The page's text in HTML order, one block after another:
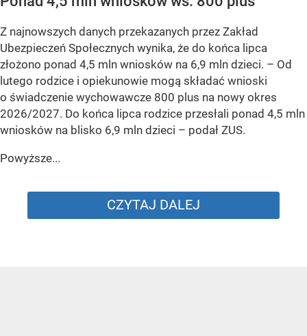
Z najnowszych danych przekazanych przez Zakład
Ubezpieczeń Społecznych wynika, że do końca lipca
złożono ponad 4,5 mln wniosków na 6,9 mln dzieci. – Od
lutego rodzice i opiekunowie mogą składać wnioski
o świadczenie wychowawcze 800 plus na nowy okres
2026/2027. Do końca lipca rodzice przesłali ponad 4,5 mln
wniosków na blisko 6,9 mln dzieci – podał ZUS.
Powyższe...
CZYTAJ DALEJ